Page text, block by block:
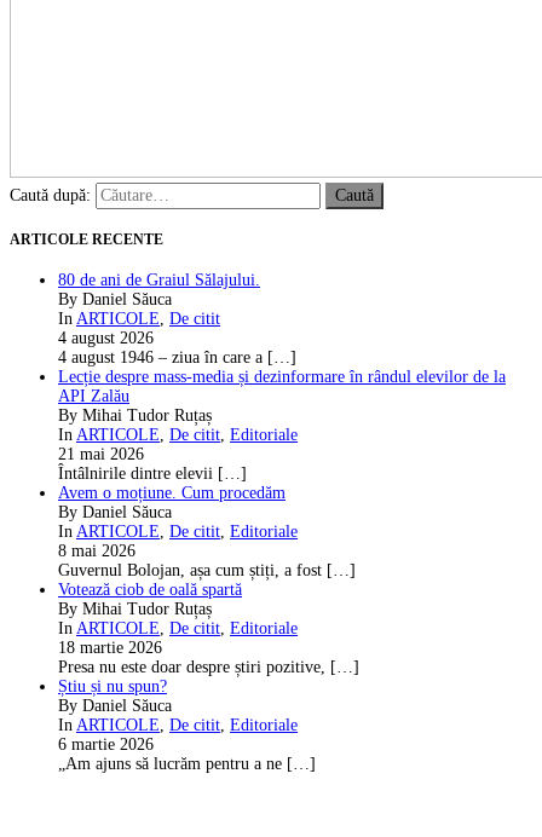
Caută după:
ARTICOLE RECENTE
80 de ani de Graiul Sălajului.
By Daniel Săuca
In ARTICOLE, De citit
4 august 2026
4 august 1946 – ziua în care a […]
Lecție despre mass-media și dezinformare în rândul elevilor de la
API Zalău
By Mihai Tudor Ruțaș
In ARTICOLE, De citit, Editoriale
21 mai 2026
Întâlnirile dintre elevii […]
Avem o moțiune. Cum procedăm
By Daniel Săuca
In ARTICOLE, De citit, Editoriale
8 mai 2026
Guvernul Bolojan, așa cum știți, a fost […]
Votează ciob de oală spartă
By Mihai Tudor Ruțaș
In ARTICOLE, De citit, Editoriale
18 martie 2026
Presa nu este doar despre știri pozitive, […]
Știu și nu spun?
By Daniel Săuca
In ARTICOLE, De citit, Editoriale
6 martie 2026
„Am ajuns să lucrăm pentru a ne […]